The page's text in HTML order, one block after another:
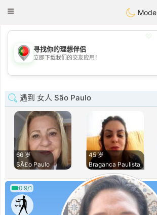
Portugues
Toggle
Mode
💖
💕
寻找你的理想伴侣
立即下载我们的交友应用！
遇到 女人 São Paulo
66 岁
SÃ£o Paulo
45 岁
Braganca Paulista
0.9/1